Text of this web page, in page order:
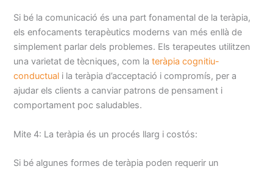
Si bé la comunicació és una part fonamental de la teràpia,
els enfocaments terapèutics moderns van més enllà de
simplement parlar dels problemes. Els terapeutes utilitzen
una varietat de tècniques, com lateràpia cognitiu-
conductual i la teràpia d’acceptació i compromís, per a
ajudar els clients a canviar patrons de pensament i
comportament poc saludables.
Mite 4: La teràpia és un procés llarg i costós:
Si bé algunes formes de teràpia poden requerir un